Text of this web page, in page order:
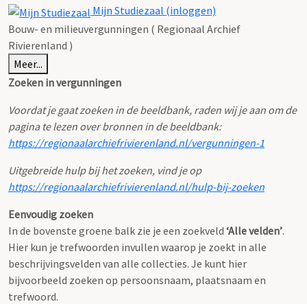
Mijn Studiezaal (inloggen)
Bouw- en milieuvergunningen ( Regionaal Archief
Rivierenland )
Meer...
Zoeken in vergunningen
Voordat je gaat zoeken in de beeldbank, raden wij je aan om de
pagina te lezen over bronnen in de beeldbank:
https://regionaalarchiefrivierenland.nl/vergunningen-1
Uitgebreide hulp bij het zoeken, vind je op
https://regionaalarchiefrivierenland.nl/hulp-bij-zoeken
Eenvoudig zoeken
In de bovenste groene balk zie je een zoekveld ‘Alle velden’.
Hier kun je trefwoorden invullen waarop je zoekt in alle
beschrijvingsvelden van alle collecties. Je kunt hier
bijvoorbeeld zoeken op persoonsnaam, plaatsnaam en
trefwoord.